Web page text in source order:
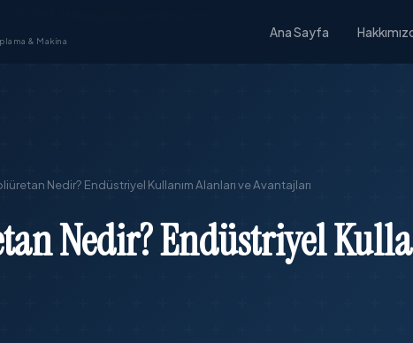
& Makina
Ana Sayfa
Nedir? Endüstriyel Kullanım Alanları ve Avantajları
Nedir? Endüstriyel